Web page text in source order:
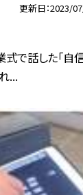
更新日 2023/
式で話した「自
...